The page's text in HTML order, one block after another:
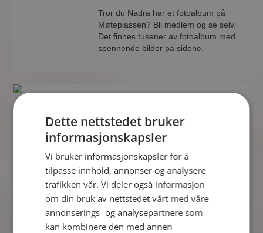
Tror du Nadra har et fotoalbum på
Møteplassen? Bli medlem og se selv.
Det finnes tusener av fotoalbum med
spennende bilder på sidene.
Søker mann 28 - 40 år
Om ett minutt kan du være medlem på
drømmende eller praktisk! Det er
lettere å finne kjærligheten på nettet!
Benedicte
Dette nettstedet bruker
informasjonskapsler
Vi bruker informasjonskapsler for å
tilpasse innhold, annonser og analysere
trafikken vår. Vi deler også informasjon
om din bruk av nettstedet vårt med våre
annonserings- og analysepartnere som
kan kombinere den med annen